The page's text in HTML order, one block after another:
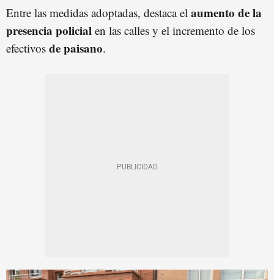
Entre las medidas adoptadas, destaca el aumento de la
presencia policial en las calles y el incremento de los
efectivos de paisano.